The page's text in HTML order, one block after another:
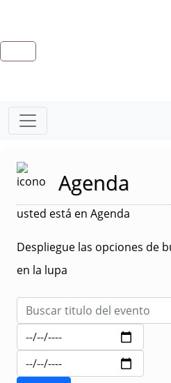
Agenda
usted está en Agenda
Despliegue las opciones de
en la lupa